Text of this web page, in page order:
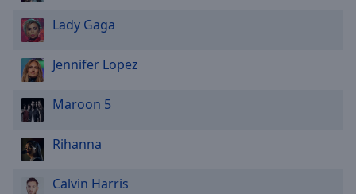
Text
Edge
Style
Font
Family
Reset
Lady Gaga
Jennifer Lopez
Maroon 5
Rihanna
Calvin Harris